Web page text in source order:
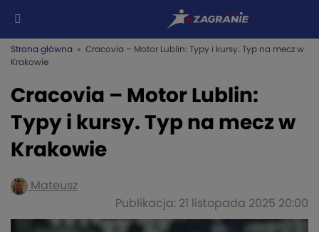
Strona główna » Cracovia – Motor Lublin: Typy i kursy. Typ na mecz w
Krakowie
Cracovia – Motor Lublin:
Typy i kursy. Typ na mecz w
Krakowie
Mateusz
Publikacja: 21 listopada 2025 20:00